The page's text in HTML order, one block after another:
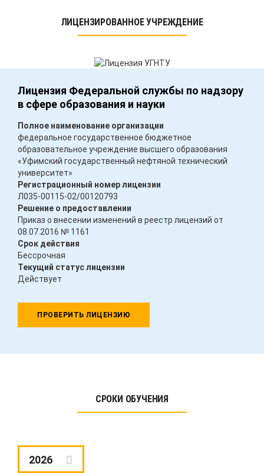
ЛИЦЕНЗИРОВАННОЕ УЧРЕЖДЕНИЕ
Лицензия Федеральной службы по надзору
в сфере образования и науки
Полное наименование организации
федеральное государственное бюджетное
образовательное учреждение высшего образования
«Уфимский государственный нефтяной технический
университет»
Регистрационный номер лицензии
Л035-00115-02/00120793
Решение о предоставлении
Приказ о внесении изменений в реестр лицензий от
08.07.2016 № 1161
Срок действия
Бессрочная
Текущий статус лицензии
Действует
ПРОВЕРИТЬ ЛИЦЕНЗИЮ
СРОКИ ОБУЧЕНИЯ
2026